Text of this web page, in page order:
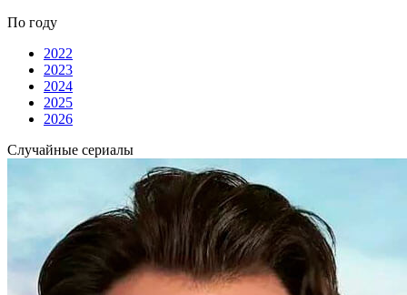
По году
2022
2023
2024
2025
2026
Случайные сериалы